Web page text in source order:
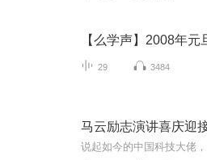
【么学声】2008年元
29 3484
马云励志演讲喜庆迎